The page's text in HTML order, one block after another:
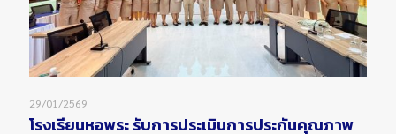
29/01/2569
โรงเรียนหอพระ รับการประเมินการประกันคุณภาพ